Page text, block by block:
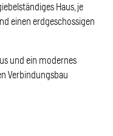
Haus, je
einen erdgeschossigen
und ein modernes
Verbindungsbau